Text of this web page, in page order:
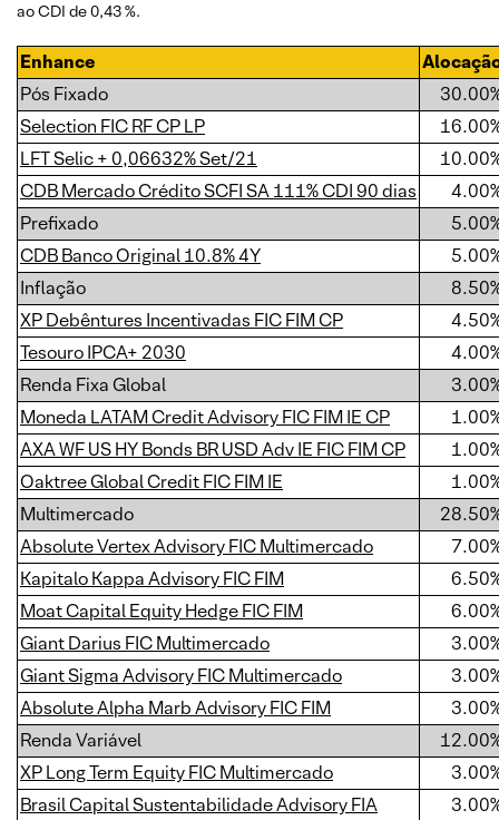
ao CDI de 0,43 %.
Enhance
Pós Fixado
Selection FIC RF CP LP
LFT Selic + 0,06632% Set/21
CDB Mercado Crédito SCFI SA 111% CDI 90 dias
Prefixado
CDB Banco Original 10.8% 4Y
Inflação
XP Debêntures Incentivadas FIC FIM CP
Tesouro IPCA+ 2030
Renda Fixa Global
Moneda LATAM Credit Advisory FIC FIM IE CP
AXA WF US HY Bonds BR USD Adv IE FIC FIM CP
Oaktree Global Credit FIC FIM IE
Multimercado
Absolute Vertex Advisory FIC Multimercado
Kapitalo Kappa Advisory FIC FIM
Moat Capital Equity Hedge FIC FIM
Giant Darius FIC Multimercado
Giant Sigma Advisory FIC Multimercado
Absolute Alpha Marb Advisory FIC FIM
Renda Variável
XP Long Term Equity FIC Multimercado
Brasil Capital Sustentabilidade Advisory FIA